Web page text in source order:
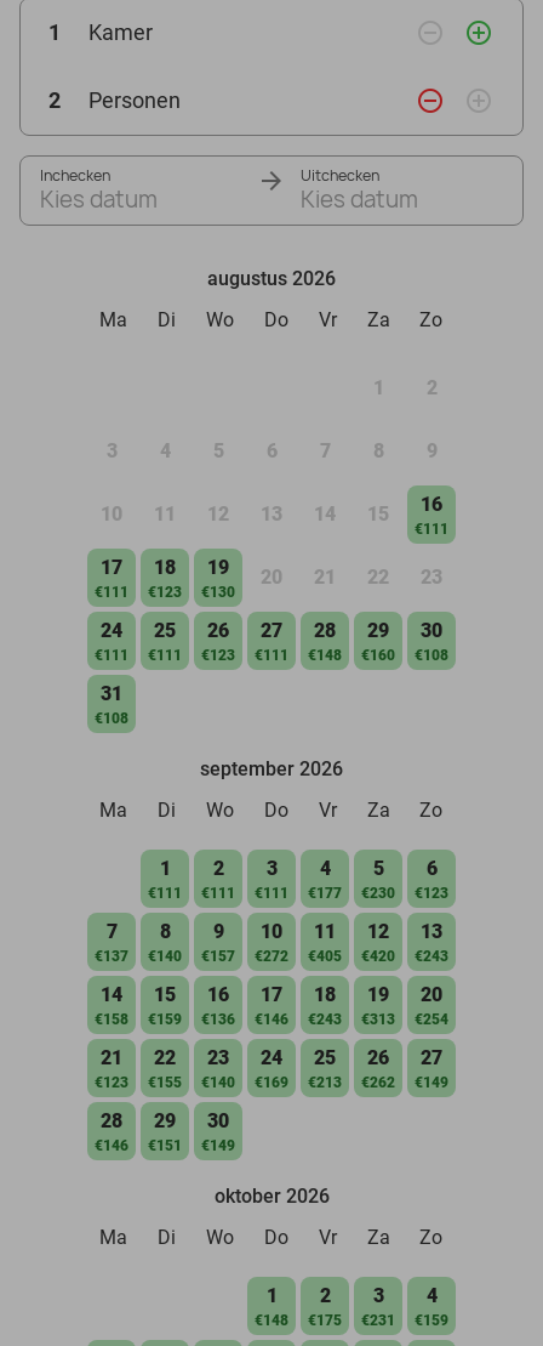
1 Kamer remove_circle_outline add_circle_outline
2 Personen remove_circle_outline add_circle_outline
Inchecken
Kies datum
Uitchecken
Kies datum
augustus 2026
Ma
Di Wo Do Vr Za Zo
1 2
3 4 5 6 7 8 9
10 11 12 13 14 15 16
€111
17
€111
18
€123
19
€130
20 21 22 23
24
€111
25
€111
26
€123
27
€111
28
€148
29
€160
30
€108
31
€108
september 2026
Ma
Di Wo Do Vr Za Zo
1
€111
2
€111
3
€111
4
€177
5
€230
6
€123
7
€137
8
€140
9
€157
10
€272
11
€405
12
€420
13
€243
14
€158
15
€159
16
€136
17
€146
18
€243
19
€313
20
€254
21
€123
22
€155
23
€140
24
€169
25
€213
26
€262
27
€149
28
€146
29
€151
30
€149
oktober 2026
Ma
Di Wo Do Vr Za Zo
1
€148
2
€175
3
€231
4
€159